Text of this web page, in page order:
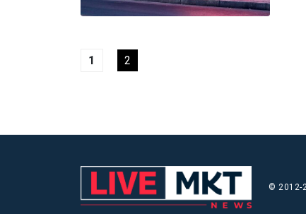
1 2
© 2012-